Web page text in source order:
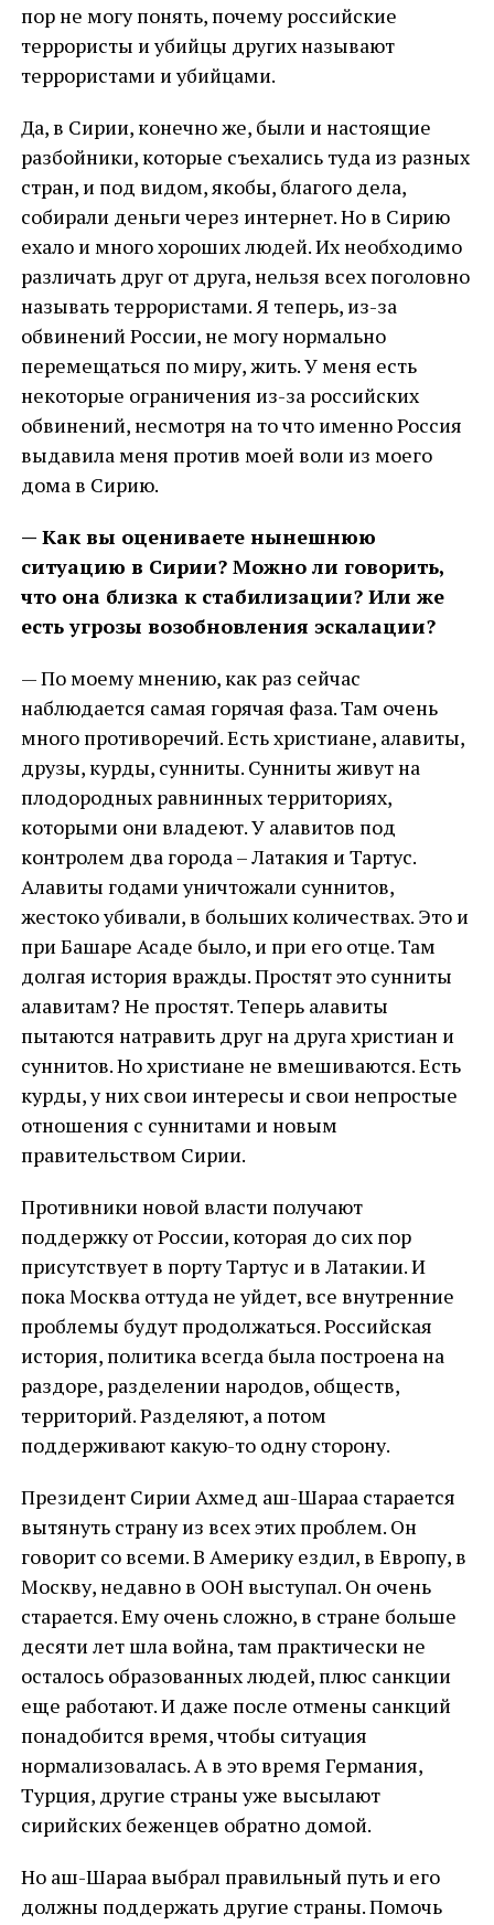
пор не могу понять, почему российские
террористы и убийцы других называют
террористами и убийцами.
Да, в Сирии, конечно же, были и настоящие
разбойники, которые съехались туда из разных
стран, и под видом, якобы, благого дела,
собирали деньги через интернет. Но в Сирию
ехало и много хороших людей. Их необходимо
различать друг от друга, нельзя всех поголовно
называть террористами. Я теперь, из-за
обвинений России, не могу нормально
перемещаться по миру, жить. У меня есть
некоторые ограничения из-за российских
обвинений, несмотря на то что именно Россия
выдавила меня против моей воли из моего
дома в Сирию.
— Как вы оцениваете нынешнюю
ситуацию в Сирии? Можно ли говорить,
что она близка к стабилизации? Или же
есть угрозы возобновления эскалации?
— По моему мнению, как раз сейчас
наблюдается самая горячая фаза. Там очень
много противоречий. Есть христиане, алавиты,
друзы, курды, сунниты. Сунниты живут на
плодородных равнинных территориях,
которыми они владеют. У алавитов под
контролем два города – Латакия и Тартус.
Алавиты годами уничтожали суннитов,
жестоко убивали, в больших количествах. Это и
при Башаре Асаде было, и при его отце. Там
долгая история вражды. Простят это сунниты
алавитам? Не простят. Теперь алавиты
пытаются натравить друг на друга христиан и
суннитов. Но христиане не вмешиваются. Есть
курды, у них свои интересы и свои непростые
отношения с суннитами и новым
правительством Сирии.
Противники новой власти получают
поддержку от России, которая до сих пор
присутствует в порту Тартус и в Латакии. И
пока Москва оттуда не уйдет, все внутренние
проблемы будут продолжаться. Российская
история, политика всегда была построена на
раздоре, разделении народов, обществ,
территорий. Разделяют, а потом
поддерживают какую-то одну сторону.
Президент Сирии Ахмед аш-Шараа старается
вытянуть страну из всех этих проблем. Он
говорит со всеми. В Америку ездил, в Европу, в
Москву, недавно в ООН выступал. Он очень
старается. Ему очень сложно, в стране больше
десяти лет шла война, там практически не
осталось образованных людей, плюс санкции
еще работают. И даже после отмены санкций
понадобится время, чтобы ситуация
нормализовалась. А в это время Германия,
Турция, другие страны уже высылают
сирийских беженцев обратно домой.
Но аш-Шараа выбрал правильный путь и его
должны поддержать другие страны. Помочь